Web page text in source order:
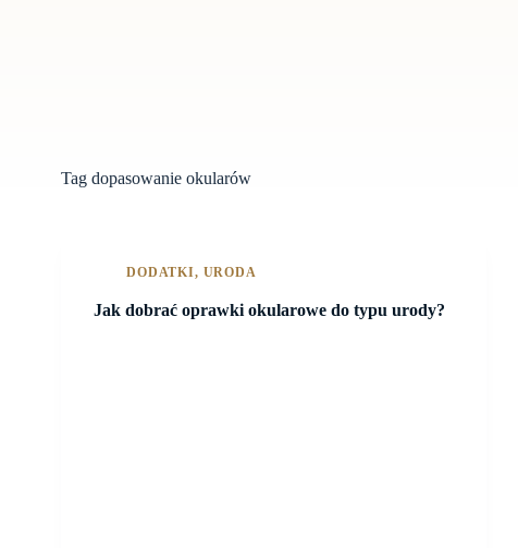
Tag dopasowanie okularów
DODATKI, URODA
Jak dobrać oprawki okularowe do typu urody?